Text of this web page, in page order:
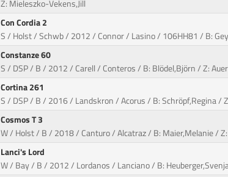
Z: Mieleszko-Vekens,Jill
Con Cordia 2
S / Holst / Schwb / 2012 / Connor / Lasino / 106HH81 / B:
Constanze 60
S / DSP / B / 2012 / Carell / Conteros / B: Blödel,Björn / Z:
Cortina 261
S / DSP / B / 2016 / Landskron / Acorus / B: Schröpf,Regina /
Cosmos T 3
W / Holst / B / 2018 / Canturo / Alcatraz / B: Maier,Melanie /
Lanci's Lord
W / Bay / B / 2012 / Lordanos / Lanciano / B: